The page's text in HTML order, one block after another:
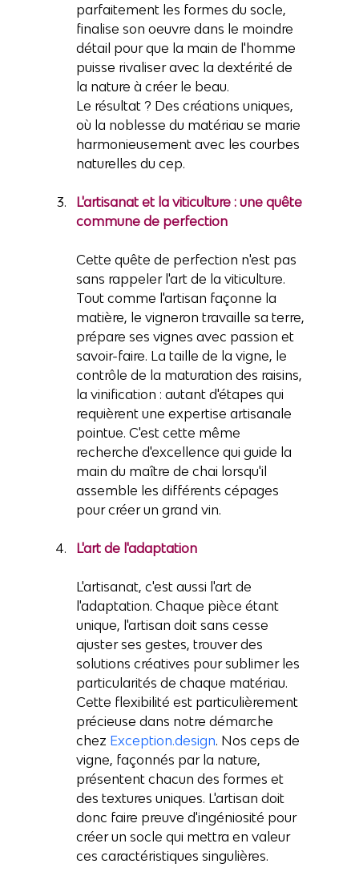
parfaitement les formes du socle,
finalise son oeuvre dans le moindre
détail pour que la main de l'homme
puisse rivaliser avec la dextérité de
la nature à créer le beau.
Le résultat ? Des créations uniques,
où la noblesse du matériau se marie
harmonieusement avec les courbes
naturelles du cep.
L'artisanat et la viticulture : une quête
commune de perfection
Cette quête de perfection n'est pas
sans rappeler l'art de la viticulture.
Tout comme l'artisan façonne la
matière, le vigneron travaille sa terre,
prépare ses vignes avec passion et
savoir-faire. La taille de la vigne, le
contrôle de la maturation des raisins,
la vinification : autant d'étapes qui
requièrent une expertise artisanale
pointue. C'est cette même
recherche d'excellence qui guide la
main du maître de chai lorsqu'il
assemble les différents cépages
pour créer un grand vin.
L'art de l'adaptation
L'artisanat, c'est aussi l'art de
l'adaptation. Chaque pièce étant
unique, l'artisan doit sans cesse
ajuster ses gestes, trouver des
solutions créatives pour sublimer les
particularités de chaque matériau.
Cette flexibilité est particulièrement
précieuse dans notre démarche
chez Exception.design. Nos ceps de
vigne, façonnés par la nature,
présentent chacun des formes et
des textures uniques. L'artisan doit
donc faire preuve d'ingéniosité pour
créer un socle qui mettra en valeur
ces caractéristiques singulières.